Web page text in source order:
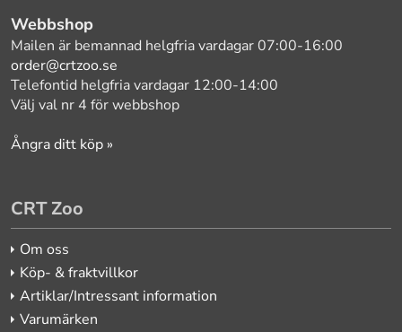
Webbshop
Mailen är bemannad helgfria vardagar 07:00-16:00
order@crtzoo.se
Telefontid helgfria vardagar 12:00-14:00
Välj val nr 4 för webbshop
Ångra ditt köp »
CRT Zoo
Om oss
Köp- & fraktvillkor
Artiklar/Intressant information
Varumärken